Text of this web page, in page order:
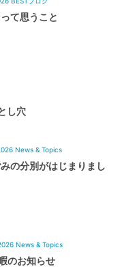
て思うこと
し穴
News & Topics
の分別がはじまりまし
News & Topics
のお知らせ